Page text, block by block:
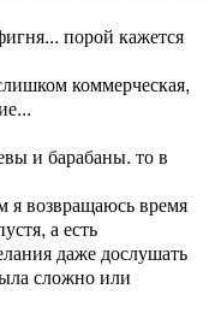
порой кажется
коммерческая,
и барабаны. то в
я возвращаюсь время
а есть
даже дослушать
сложно или